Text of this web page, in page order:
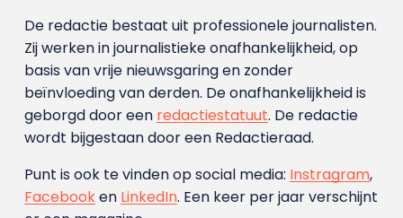
De redactie bestaat uit professionele journalisten.
Zij werken in journalistieke onafhankelijkheid, op
basis van vrije nieuwsgaring en zonder
beïnvloeding van derden. De onafhankelijkheid is
geborgd door een redactiestatuut. De redactie
wordt bijgestaan door een Redactieraad.
Punt is ook te vinden op social media: Instragram,
Facebooken LinkedIn. Een keer per jaar verschijnt